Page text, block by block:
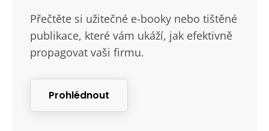
Přečtěte si užitečné e-booky nebo tištěné
publikace, které vám ukáží, jak efektivně
propagovat vaši firmu.
Prohlédnout